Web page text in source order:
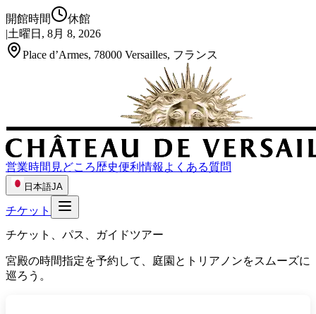
開館時間
休館
|土曜日, 8月 8, 2026
Place d’Armes, 78000 Versailles, フランス
営業時間 見どころ歴史便利情報 よくある質問
日本語JA
チケット
チケット、パス、ガイドツアー
宮殿の時間指定を予約して、庭園とトリアノンをスムーズに
巡ろう。